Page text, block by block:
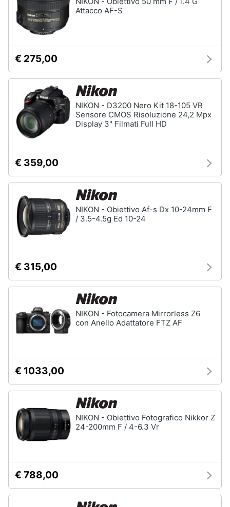
Attacco AF-S
€ 275,00
NIKON - D3200 Nero Kit 18-105 VR
Sensore CMOS Risoluzione 24,2 Mpx
Display 3" Filmati Full HD
€ 359,00
NIKON - Obiettivo Af-s Dx 10-24mm F
/ 3.5-4.5g Ed 10-24
€ 315,00
NIKON - Fotocamera Mirrorless Z6
con Anello Adattatore FTZ AF
€ 1033,00
NIKON - Obiettivo Fotografico Nikkor Z
24-200mm F / 4-6.3 Vr
€ 788,00